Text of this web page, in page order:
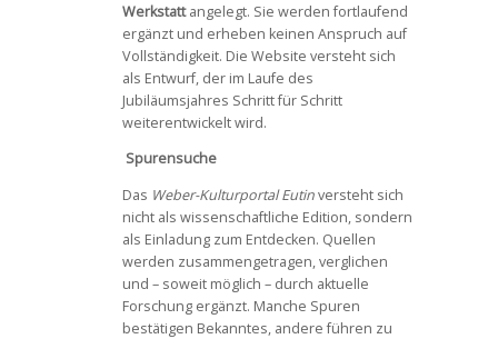
Werkstattangelegt. Sie werden fortlaufend
ergänzt und erheben keinen Anspruch auf
Vollständigkeit. Die Website versteht sich
als Entwurf, der im Laufe des
Jubiläumsjahres Schritt für Schritt
weiterentwickelt wird.
Spurensuche
Das Weber-Kulturportal Eutinversteht sich
nicht als wissenschaftliche Edition, sondern
als Einladung zum Entdecken. Quellen
werden zusammengetragen, verglichen
und – soweit möglich – durch aktuelle
Forschung ergänzt. Manche Spuren
bestätigen Bekanntes, andere führen zu